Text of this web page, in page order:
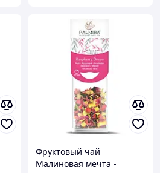
Фруктовый чай
Малиновая мечта -